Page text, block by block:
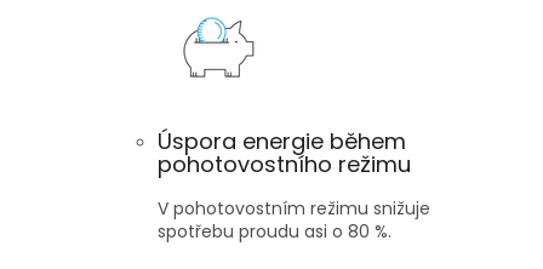
Úspora energie během
pohotovostního režimu
V pohotovostním režimu snižuje
spotřebu proudu asi o 80 %.